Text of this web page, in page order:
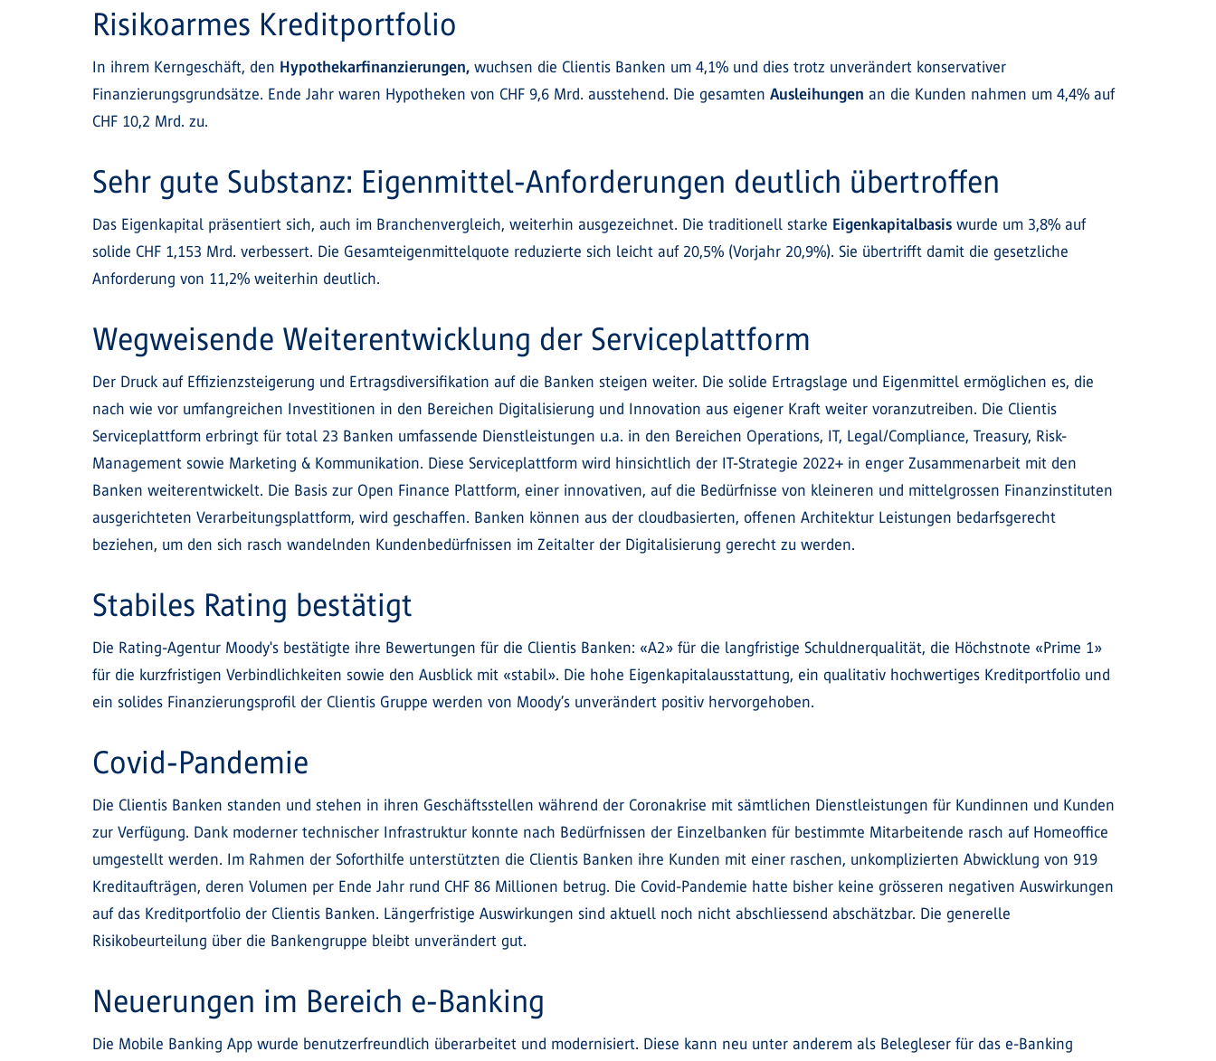
Risikoarmes Kreditportfolio
In ihrem Kerngeschäft, den Hypothekarfinanzierungen, wuchsen die Clientis Banken um 4,1% und dies trotz unverändert konservativer
Finanzierungsgrundsätze. Ende Jahr waren Hypotheken von CHF 9,6 Mrd. ausstehend. Die gesamten Ausleihungen an die Kunden nahmen um 4,4% auf
CHF 10,2 Mrd. zu.
Sehr gute Substanz: Eigenmittel-Anforderungen deutlich übertroffen
Das Eigenkapital präsentiert sich, auch im Branchenvergleich, weiterhin ausgezeichnet. Die traditionell starke Eigenkapitalbasis wurde um 3,8% auf
solide CHF 1,153 Mrd. verbessert. Die Gesamteigenmittelquote reduzierte sich leicht auf 20,5% (Vorjahr 20,9%). Sie übertrifft damit die gesetzliche
Anforderung von 11,2% weiterhin deutlich.
Wegweisende Weiterentwicklung der Serviceplattform
Der Druck auf Effizienzsteigerung und Ertragsdiversifikation auf die Banken steigen weiter. Die solide Ertragslage und Eigenmittel ermöglichen es, die
nach wie vor umfangreichen Investitionen in den Bereichen Digitalisierung und Innovation aus eigener Kraft weiter voranzutreiben. Die Clientis
Serviceplattform erbringt für total 23 Banken umfassende Dienstleistungen u.a. in den Bereichen Operations, IT, Legal/Compliance, Treasury, Risk-
Management sowie Marketing & Kommunikation. Diese Serviceplattform wird hinsichtlich der IT-Strategie 2022+ in enger Zusammenarbeit mit den
Banken weiterentwickelt. Die Basis zur Open Finance Plattform, einer innovativen, auf die Bedürfnisse von kleineren und mittelgrossen Finanzinstituten
ausgerichteten Verarbeitungsplattform, wird geschaffen. Banken können aus der cloudbasierten, offenen Architektur Leistungen bedarfsgerecht
beziehen, um den sich rasch wandelnden Kundenbedürfnissen im Zeitalter der Digitalisierung gerecht zu werden.
Stabiles Rating bestätigt
Die Rating-Agentur Moody's bestätigte ihre Bewertungen für die Clientis Banken: «A2» für die langfristige Schuldnerqualität, die Höchstnote «Prime 1»
für die kurzfristigen Verbindlichkeiten sowie den Ausblick mit «stabil». Die hohe Eigenkapitalausstattung, ein qualitativ hochwertiges Kreditportfolio und
ein solides Finanzierungsprofil der Clientis Gruppe werden von Moody’s unverändert positiv hervorgehoben.
Covid-Pandemie
Die Clientis Banken standen und stehen in ihren Geschäftsstellen während der Coronakrise mit sämtlichen Dienstleistungen für Kundinnen und Kunden
zur Verfügung. Dank moderner technischer Infrastruktur konnte nach Bedürfnissen der Einzelbanken für bestimmte Mitarbeitende rasch auf Homeoffice
umgestellt werden. Im Rahmen der Soforthilfe unterstützten die Clientis Banken ihre Kunden mit einer raschen, unkomplizierten Abwicklung von 919
Kreditaufträgen, deren Volumen per Ende Jahr rund CHF 86 Millionen betrug. Die Covid-Pandemie hatte bisher keine grösseren negativen Auswirkungen
auf das Kreditportfolio der Clientis Banken. Längerfristige Auswirkungen sind aktuell noch nicht abschliessend abschätzbar. Die generelle
Risikobeurteilung über die Bankengruppe bleibt unverändert gut.
Neuerungen im Bereich e-Banking
Die Mobile Banking App wurde benutzerfreundlich überarbeitet und modernisiert. Diese kann neu unter anderem als Belegleser für das e-Banking